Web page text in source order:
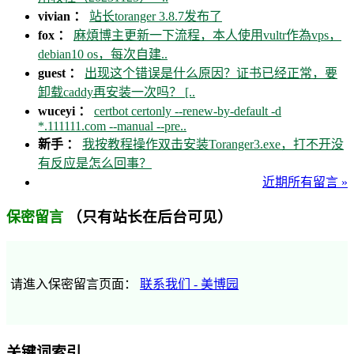
vivian ： 站长toranger 3.8.7发布了
fox ： 麻煩博主更新一下流程，本人使用vultr作為vps，
debian10 os，每次自建..
guest ： 出现这个错误是什么原因？证书已经正常，要
卸载caddy再安装一次吗？ [..
wuceyi ： certbot certonly --renew-by-default -d
*.111111.com --manual --pre..
新手 ： 我按教程操作双击安装Toranger3.exe，打不开没
有反应是怎么回事？
近期所有留言 »
保密留言 （只有站长在后台可见）
请進入保密留言页面： 联系我们 - 美博园